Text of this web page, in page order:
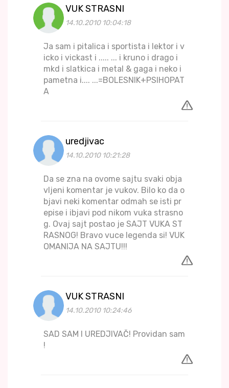
VUK STRASNI
14.10.2010 10:04:18
Ja sam i pitalica i sportista i lektor i v
icko i vickast i ..... ... i kruno i drago i
mkd i slatkica i metal & gaga i neko i
pametna i.... ...=BOLESNIK+PSIHOPAT
A
uredjivac
14.10.2010 10:21:28
Da se zna na ovome sajtu svaki obja
vljeni komentar je vukov. Bilo ko da o
bjavi neki komentar odmah se isti pr
epise i ibjavi pod nikom vuka strasno
g. Ovaj sajt postao je SAJT VUKA ST
RASNOG! Bravo vuce legenda si! VUK
OMANIJA NA SAJTU!!!
VUK STRASNI
14.10.2010 10:24:46
SAD SAM I UREDJIVAČ! Providan sam
!